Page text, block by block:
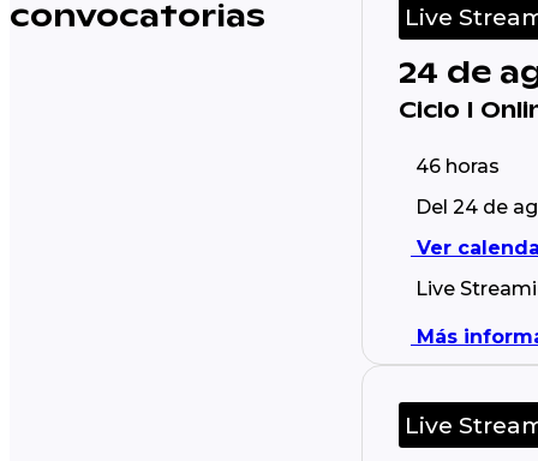
convocatorias
Live
24 de
Ciclo I
46 horas
Del 24 de
Ver
Live
Más
Live